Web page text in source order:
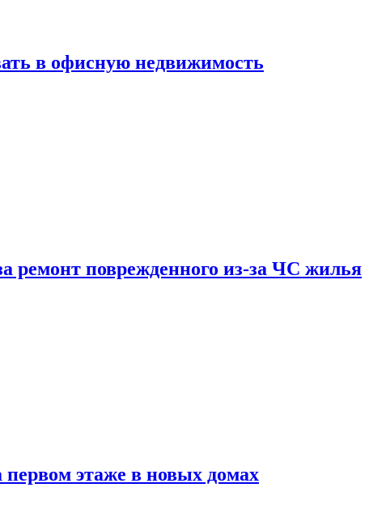
в офисную недвижимость
ремонт поврежденного из-за ЧС жилья
этаже в новых домах